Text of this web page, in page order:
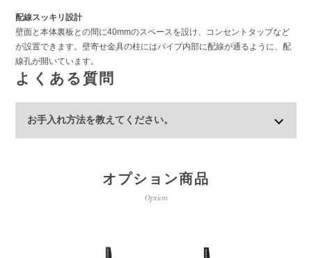
配線スッキリ設計
壁面と本体裏板との間に40mmのスペースを設け、コンセントタップなど
が設置できます。壁寄せ金具の柱にはパイプ内部に配線が通るように、配
線孔が開いています。
よくある質問
お手入れ方法を教えてください。
オプション商品
Option